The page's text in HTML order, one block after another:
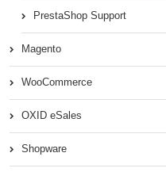
PrestaShop Support
Magento
WooCommerce
OXID eSales
Shopware